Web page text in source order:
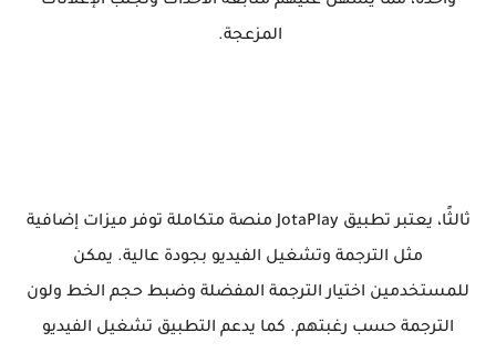
المزعجة.
ثالثًا، يعتبر تطبيق JotaPlay منصة متكاملة توفر ميزات إضافية
مثل الترجمة وتشغيل الفيديو بجودة عالية. يمكن
للمستخدمين اختيار الترجمة المفضلة وضبط حجم الخط ولون
الترجمة حسب رغبتهم. كما يدعم التطبيق تشغيل الفيديو